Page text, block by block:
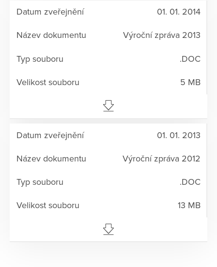
01. 01. 2014
Výroční zpráva 2013
.DOC
5 MB
01. 01. 2013
Výroční zpráva 2012
.DOC
13 MB